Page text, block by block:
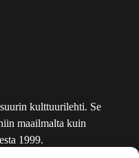
kulttuurilehti. Se
maailmalta kuin
1999.